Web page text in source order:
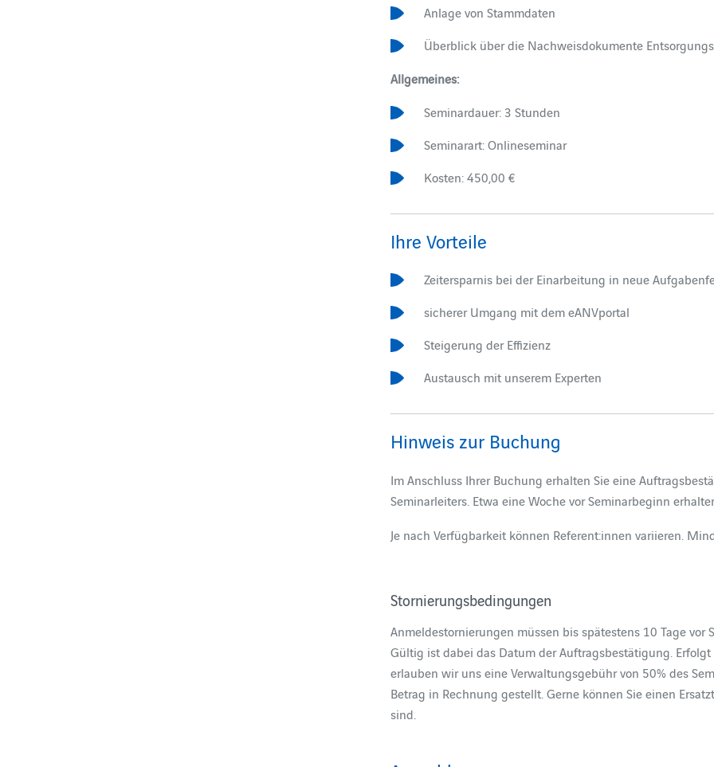
Anlage von Stammdaten
Überblick über die Nachweisdokumente
Allgemeines:
Seminardauer: 3 Stunden
Seminarart: Onlineseminar
Kosten: 450,00 €
Ihre Vorteile
Zeitersparnis bei der Einarbeitung in neue
sicherer Umgang mit dem eANVportal
Steigerung der Effizienz
Austausch mit unserem Experten
Hinweis zur Buchung
Im Anschluss Ihrer Buchung erhalten Sie eine
Seminarleiters. Etwa eine Woche vor Seminarbeginn
Je nach Verfügbarkeit können Referent:innen variieren.
Stornierungsbedingungen
Anmeldestornierungen müssen bis spätestens 10 Tage vor
Gültig ist dabei das Datum der Auftragsbestätigung.
erlauben wir uns eine Verwaltungsgebühr von 50% des
Betrag in Rechnung gestellt. Gerne können Sie einen
sind.